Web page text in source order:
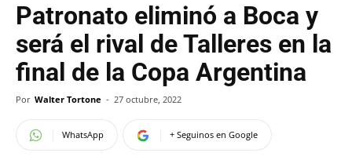
Patronato eliminó a Boca y
será el rival de Talleres en la
final de la Copa Argentina
Por Walter Tortone - 27 octubre, 2022
WhatsApp + Seguinos en Google